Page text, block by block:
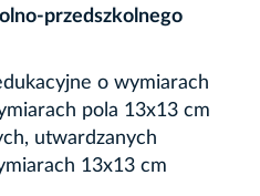
przedszkolnego
o wymiarach
pola 13x13 cm
utwardzanych
13x13 cm